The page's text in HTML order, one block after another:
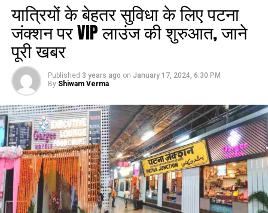
यात्रियों के बेहतर सुविधा के लिए पटना
जंक्शन पर VIP लाउंज की शुरुआत, जाने
पूरी खबर
Published 3 years ago on January 17, 2024, 6:30 PM
By Shiwam Verma